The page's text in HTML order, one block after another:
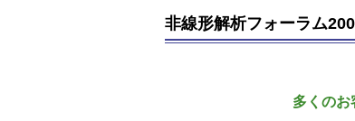
非線形解析フォーラム
多くのお